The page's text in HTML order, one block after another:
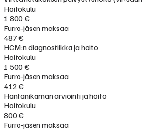
Hoitokulu
1 800 €
Furro-jäsen maksaa
487 €
HCM:n diagnostiikka ja hoito
Hoitokulu
1 500 €
Furro-jäsen maksaa
412 €
Häntänikaman arviointi ja hoito
Hoitokulu
800 €
Furro-jäsen maksaa